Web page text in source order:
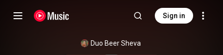
Sign in
Duo Beer Sheva